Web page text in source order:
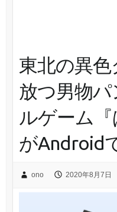
東北の異
放つ男物
ルゲーム『
がAndroid
ono 2020年8月7日